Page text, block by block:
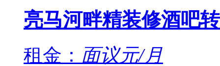
亮马河畔精装修酒吧
租金： 面议元/月